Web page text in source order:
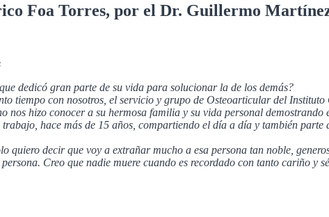
Foa Torres, por el Dr. Guillermo
dedicó gran parte de su vida para solucionar la de los demás?
tiempo con nosotros, el servicio y grupo de Osteoarticular del
nos hizo conocer a su hermosa familia y su vida personal demostrando
hace más de 15 años, compartiendo el día a día y también
quiero decir que voy a extrañar mucho a esa persona tan noble,
Creo que nadie muere cuando es recordado con tanto cariño y